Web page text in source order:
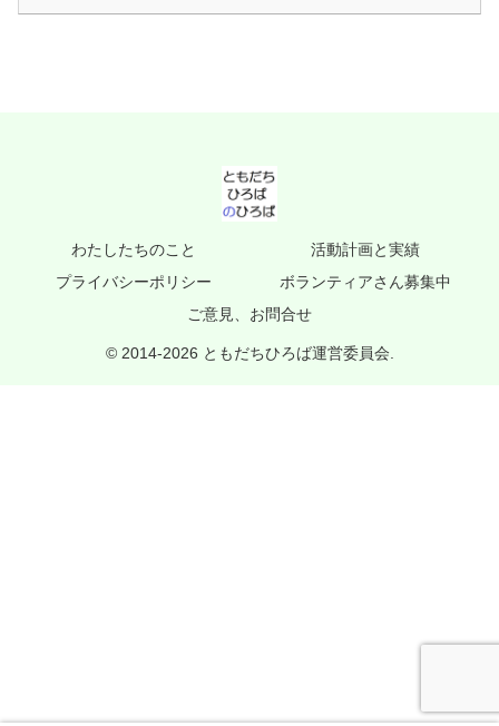
わたしたちのこと
活動計画と実績
プライバシーポリシー
ボランティアさん募集中
ご意見、お問合せ
© 2014-2026 ともだちひろば運営委員会.